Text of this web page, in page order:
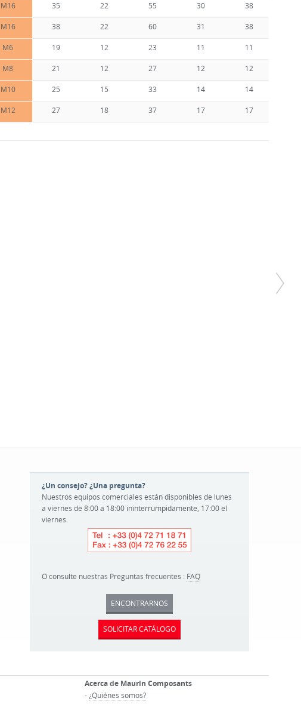
M16 35 22 55 30 38
M16 38 22 60 31 38
M6 19 12 23 11 11
M8 21 12 27 12 12
M10 25 15 33 14 14
M12 27 18 37 17 17
¿Un consejo? ¿Una pregunta?
Nuestros equipos comerciales están disponibles de lunes
a viernes de 8:00 a 18:00 ininterrumpidamente, 17:00 el
viernes.
O consulte nuestras Preguntas frecuentes : FAQ
ENCONTRARNOS
SOLICITAR CATÁLOGO
Acerca de Maurin Composants
-¿Quiénes somos?